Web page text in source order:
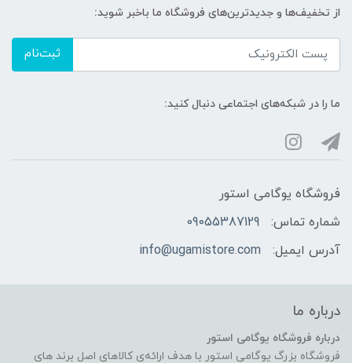
از تخفیف‌ها و جدیدترین‌های فروشگاه ما باخبر شوید:
ثبت‌نام
ما را در شبکه‌های اجتماعی دنبال کنید:
فروشگاه یوگامی استور
شماره تماس:
09055387129
آدرس ایمیل:
info@ugamistore.com
درباره ما
درباره فروشگاه یوگامی استور
فروشگاه بزرگ یوگامی استور با هدف ارائه‌ی کالاهای اصل برند های